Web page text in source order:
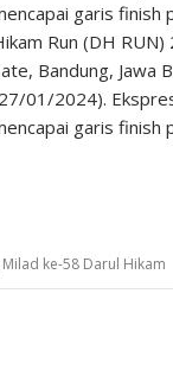
garis finish
Run (DH
Bandung, Jawa
01/2024).
garis finish
Milad ke-58 Darul Hikam